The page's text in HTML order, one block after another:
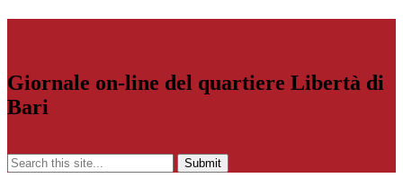
Giornale on-line del quartiere Libertà di
Bari